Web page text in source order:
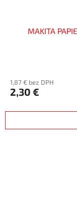
MAKITA
1,87 € bez DPH
2,30 €